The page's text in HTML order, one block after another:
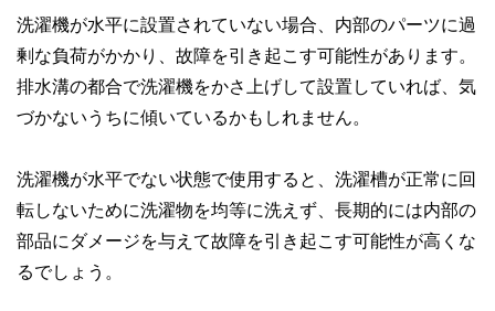
洗濯機が水平に設置されていない場合、内部のパーツに過
剰な負荷がかかり、故障を引き起こす可能性があります。
排水溝の都合で洗濯機をかさ上げして設置していれば、気
づかないうちに傾いているかもしれません。
洗濯機が水平でない状態で使用すると、洗濯槽が正常に回
転しないために洗濯物を均等に洗えず、長期的には内部の
部品にダメージを与えて故障を引き起こす可能性が高くな
るでしょう。